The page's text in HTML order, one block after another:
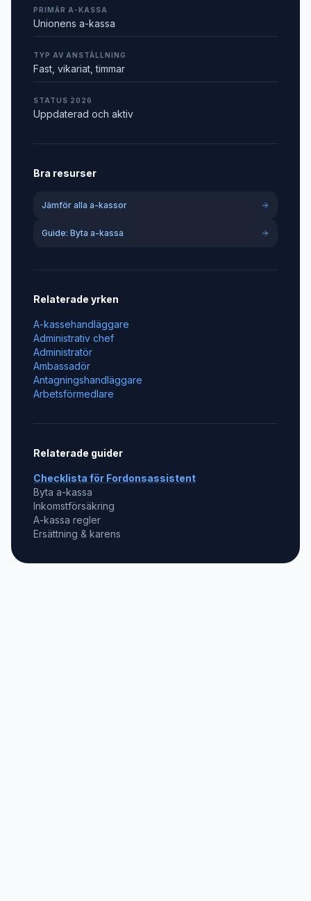
PRIMÄR A-KASSA
Unionens a-kassa
TYP AV ANSTÄLLNING
Fast, vikariat, timmar
STATUS 2026
Uppdaterad och aktiv
Bra resurser
Jämför alla a-kassor
Guide: Byta a-kassa
Relaterade yrken
A-kassehandläggare
Administrativ chef
Administratör
Ambassadör
Antagningshandläggare
Arbetsförmedlare
Relaterade guider
Checklista för Fordonsassistent
Byta a-kassa
Inkomstförsäkring
A-kassa regler
Ersättning & karens